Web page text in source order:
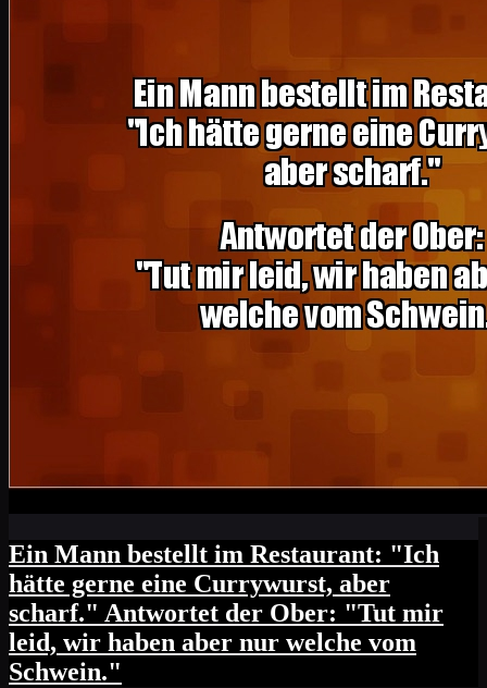
Ein Mann bestellt im Restaurant: "Ich
hätte gerne eine Currywurst, aber
scharf." Antwortet der Ober: "Tut mir
leid, wir haben aber nur welche vom
Schwein."